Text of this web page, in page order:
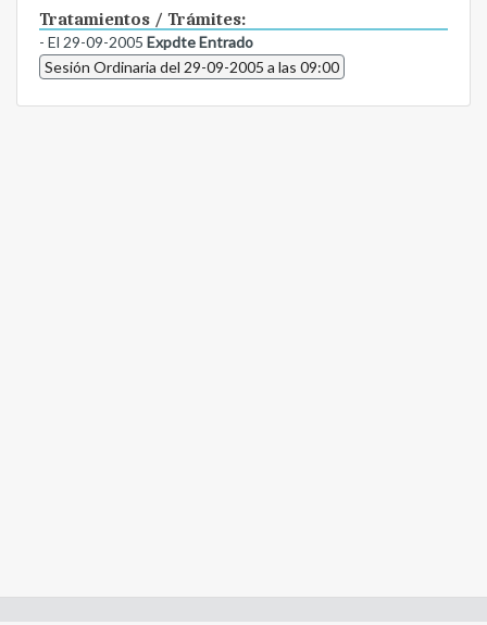
Tratamientos / Trámites:
- El 29-09-2005 Expdte Entrado
Sesión Ordinaria del 29-09-2005 a las 09:00